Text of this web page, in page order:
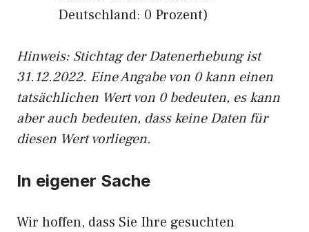
Deutschland: 0 Prozent)
Hinweis: Stichtag der Datenerhebung ist
31.12.2022. Eine Angabe von 0 kann einen
tatsächlichen Wert von 0 bedeuten, es kann
aber auch bedeuten, dass keine Daten für
diesen Wert vorliegen.
In eigener Sache
Wir hoffen, dass Sie Ihre gesuchten